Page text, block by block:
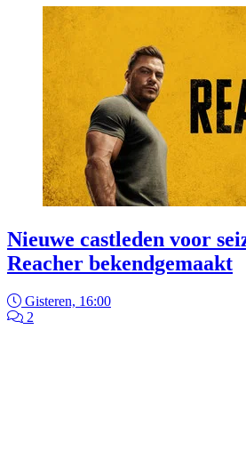
Nieuwe castleden voor
Reacher bekendgemaakt
Gisteren, 16:00
2